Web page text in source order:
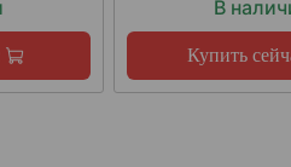
В
Купить